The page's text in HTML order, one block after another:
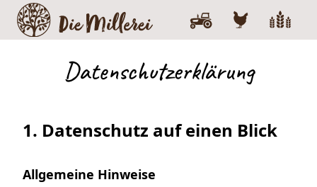
Datenschutz­erklärung
1. Datenschutz auf einen Blick
Allgemeine Hinweise